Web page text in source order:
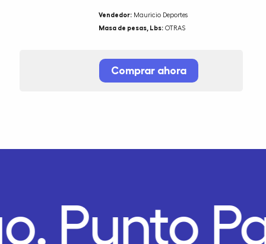
Vendedor: Mauricio Deportes
Masa de pesas, Lbs: OTRAS
Comprar ahora
Punto